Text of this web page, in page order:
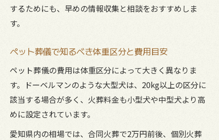
するためにも、早めの情報収集と相談をおすすめしま
す。
ペット葬儀で知るべき体重区分と費用目安
ペット葬儀の費用は体重区分によって大きく異なりま
す。ドーベルマンのような大型犬は、20kg以上の区分に
該当する場合が多く、火葬料金も小型犬や中型犬より高
めに設定されています。
愛知県内の相場では、合同火葬で2万円前後、個別火葬